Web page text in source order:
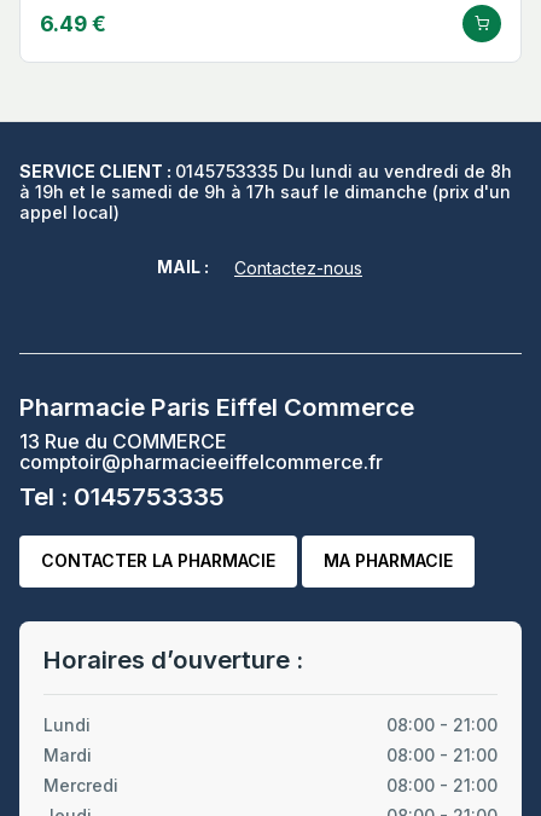
6.49 €
SERVICE CLIENT : 0145753335 Du lundi au vendredi de 8h
à 19h et le samedi de 9h à 17h sauf le dimanche (prix d'un
appel local)
MAIL : Contactez-nous
Pharmacie Paris Eiffel Commerce
13 Rue du COMMERCE
comptoir@pharmacieeiffelcommerce.fr
Tel : 0145753335
CONTACTER LA PHARMACIE MA PHARMACIE
Horaires d’ouverture :
Lundi
08:00 - 21:00
Mardi
08:00 - 21:00
Mercredi
08:00 - 21:00